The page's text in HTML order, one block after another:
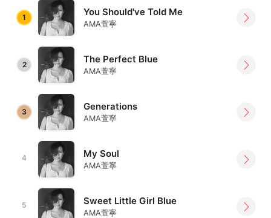
1 You Should've Told Me
AMA萱寧
2 The Perfect Blue
AMA萱寧
3 Generations
AMA萱寧
4 My Soul
AMA萱寧
5 Sweet Little Girl Blue
AMA萱寧